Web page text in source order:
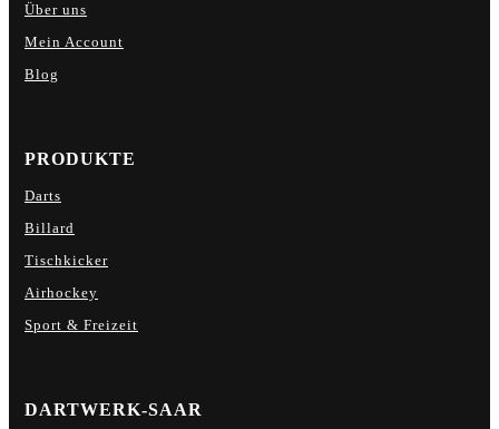
Über uns
Mein Account
Blog
PRODUKTE
Darts
Billard
Tischkicker
Airhockey
Sport & Freizeit
DARTWERK-SAAR